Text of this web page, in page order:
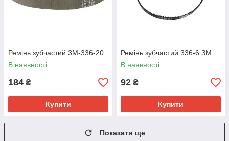
Ремінь зубчастий 3M-336-20
В наявності
184 ₴
Купити
Ремінь зубчастий 336-6 ЗМ
В наявності
92 ₴
Купити
Показати ще